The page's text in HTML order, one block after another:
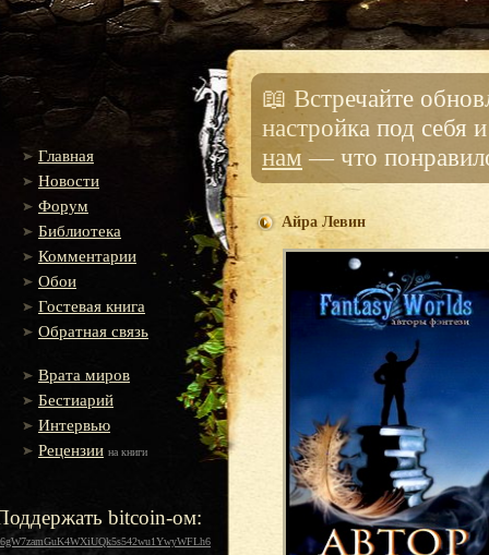
Главная
Новости
Форум
Библиотека
Комментарии
Обои
Гостевая книга
Обратная связь
Врата миров
Бестиарий
Интервью
Рецензии на книги
bitcoin-ом:
📖 Встречайте
настройка под себя
нам — что
Айра Левин